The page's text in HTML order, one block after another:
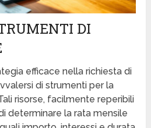
DI
efficace nella richiesta di
di strumenti per la
risorse, facilmente reperibili
determinare la rata mensile